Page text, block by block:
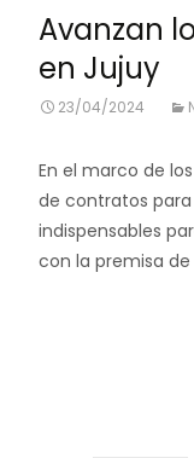
Avanzan
en Jujuy
23/04/2024
En el marco de
de contratos
indispensables
con la premisa